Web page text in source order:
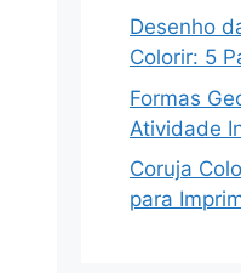
Desenho
Colorir: 5
Formas
Atividade
Coruja
para